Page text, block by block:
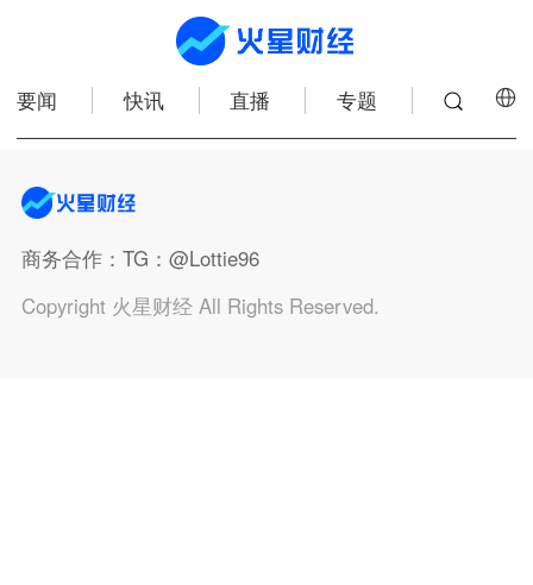
要闻 快讯 直播 专题
商务合作：TG：@Lottie96
Copyright 火星财经 All Rights Reserved.